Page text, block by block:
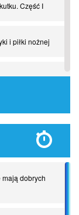
Część I
i piłki nożnej
cała?
mają dobrych